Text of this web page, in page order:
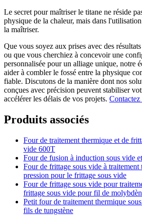
Le secret pour maîtriser le titane ne réside
physique de la chaleur, mais dans
la maîtriser.
Que vous soyez aux prises avec des
ou que vous cherchiez à concevoir une
personnalisée pour un alliage unique, notre
aider à combler le fossé entre la physique
fiable. Discutons de la manière dont nos
conçues avec précision peuvent stabiliser
accélérer les délais de vos projets. Contactez
Produits associés
Four de traitement thermique et de
vide 600T
Four de fusion à induction sous vide
Four de frittage sous vide à traitement
pression pour le frittage sous vide
Four de frittage sous vide pour
frittage sous vide pour fil de
Petit four de traitement thermique
fils de tungstène